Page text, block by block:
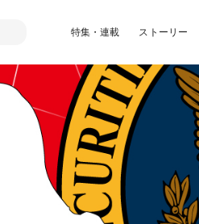
特集・連載 ストーリー